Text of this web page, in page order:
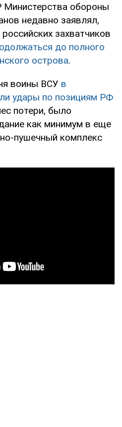
Министерства обороны
недавно заявлял,
захватчиков
до полного
острова.
воины ВСУ в
удары по позициям РФ
потери, было
как минимум в еще
пушечный комплекс